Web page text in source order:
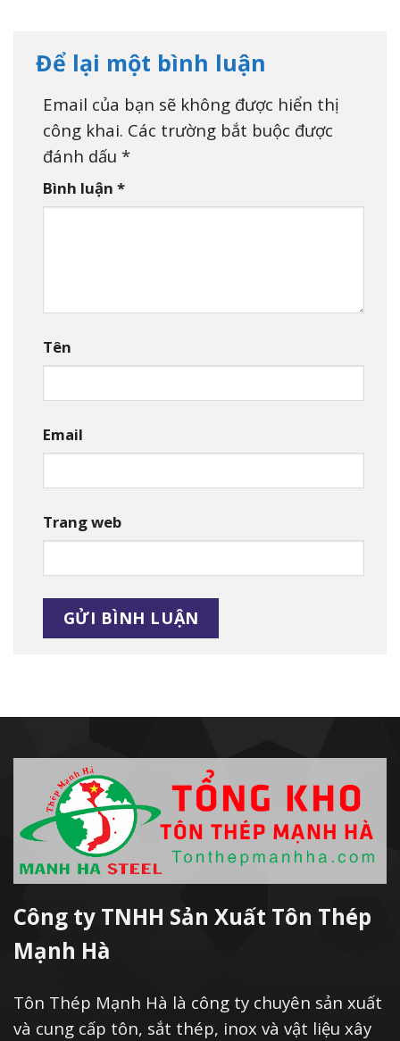
Để lại một bình luận
Email của bạn sẽ không được hiển thị
công khai. Các trường bắt buộc được
đánh dấu *
Bình luận *
Tên
Email
Trang web
Công ty TNHH Sản Xuất Tôn Thép
Mạnh Hà
Tôn Thép Mạnh Hà là công ty chuyên sản xuất
và cung cấp tôn, sắt thép, inox và vật liệu xây